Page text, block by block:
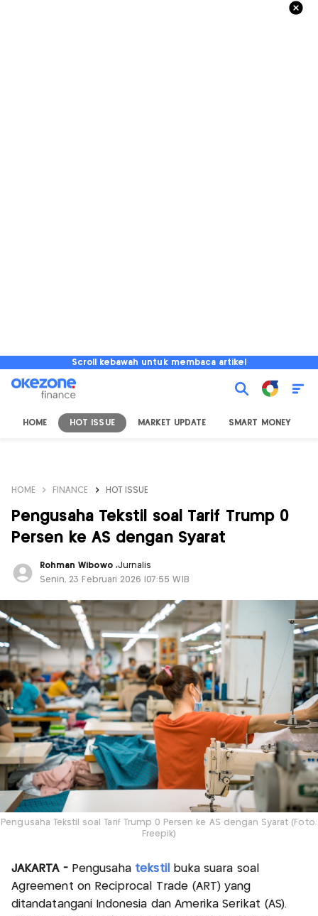
Scroll kebawah untuk membaca artikel
HOME HOT ISSUE MARKET UPDATE SMART MONEY
HOME FINANCE HOT ISSUE
Pengusaha Tekstil soal Tarif Trump 0
Persen ke AS dengan Syarat
Rohman Wibowo ,Jurnalis
Senin, 23 Februari 2026 |07:55 WIB
Pengusaha Tekstil soal Tarif Trump 0 Persen ke AS dengan Syarat (Foto:
Freepik)
JAKARTA -Pengusaha tekstil
buka suara soal
Agreement on Reciprocal Trade (ART) yang
ditandatangani Indonesia dan Amerika Serikat (AS).